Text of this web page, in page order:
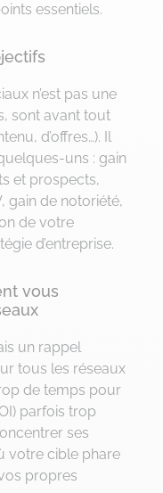
essentiels.
n’est pas une
sont avant tout
d’offres…). Il
uns : gain
et prospects,
gain de notoriété,
de votre
d’entreprise.
vous
un rappel
tous les réseaux
de temps pour
parfois trop
ses
votre cible phare
propres